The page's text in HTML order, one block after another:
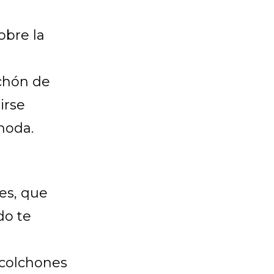
la
de
que
te